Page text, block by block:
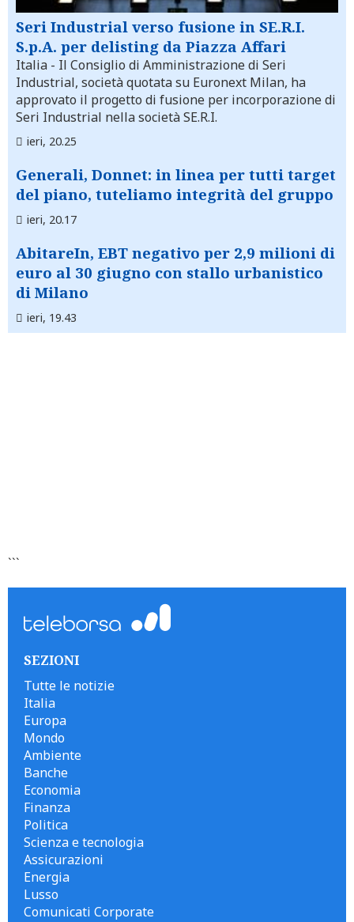
Seri Industrial verso fusione in SE.R.I.
S.p.A. per delisting da Piazza Affari
Italia - Il Consiglio di Amministrazione di Seri
Industrial, società quotata su Euronext Milan, ha
approvato il progetto di fusione per incorporazione di
Seri Industrial nella società SE.R.I.
ieri, 20.25
Generali, Donnet: in linea per tutti target
del piano, tuteliamo integrità del gruppo
ieri, 20.17
AbitareIn, EBT negativo per 2,9 milioni di
euro al 30 giugno con stallo urbanistico
di Milano
ieri, 19.43
```
SEZIONI
Tutte le notizie
Italia
Europa
Mondo
Ambiente
Banche
Economia
Finanza
Politica
Scienza e tecnologia
Assicurazioni
Energia
Lusso
Comunicati Corporate